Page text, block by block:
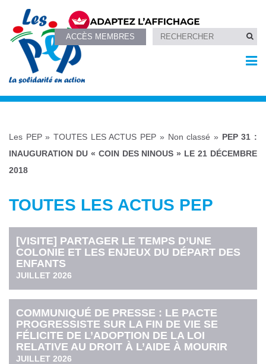
ACCÈS MEMBRES
Les PEP»TOUTES LES ACTUS PEP » Non classé » PEP 31 :
INAUGURATION DU « COIN DES NINOUS » LE 21 DÉCEMBRE
2018
TOUTES LES ACTUS PEP
[VISITE] PARTAGER LE TEMPS D’UNE
COLONIE ET LES ENJEUX DU DÉPART DES
ENFANTS
JUILLET 2026
COMMUNIQUÉ DE PRESSE : LE PACTE
PROGRESSISTE SUR LA FIN DE VIE SE
FÉLICITE DE L’ADOPTION DE LA LOI
RELATIVE AU DROIT À L’AIDE À MOURIR
JUILLET 2026